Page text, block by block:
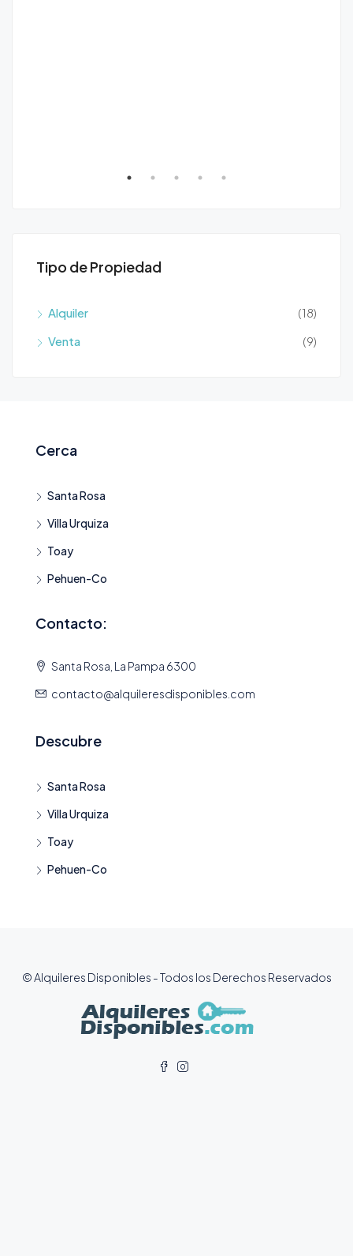
Tipo de Propiedad
Alquiler
(18)
Venta
(9)
Cerca
Santa Rosa
Villa Urquiza
Toay
Pehuen-Co
Contacto:
Santa Rosa, La Pampa 6300
contacto@alquileresdisponibles.com
Descubre
Santa Rosa
Villa Urquiza
Toay
Pehuen-Co
© Alquileres Disponibles - Todos los Derechos Reservados